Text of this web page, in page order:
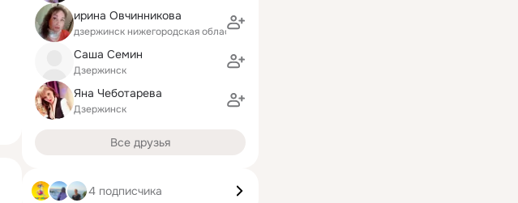
ирина Овчинникова
дзержинск нижегородская область
Саша Семин
Дзержинск
Яна Чеботарева
Дзержинск
Все друзья
4 подписчика